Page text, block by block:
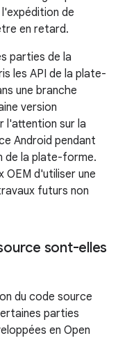
de
en retard.
parties de la
les API de la plate-
une branche
version
l'attention sur la
Android pendant
de la plate-forme.
OEM d'utiliser une
futurs non
sont-elles
du code source
parties
en Open